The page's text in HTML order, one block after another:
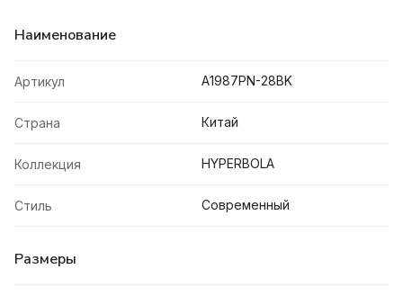
Наименование
Артикул A1987PN-28BK
Страна Китай
Коллекция HYPERBOLA
Стиль Современный
Размеры